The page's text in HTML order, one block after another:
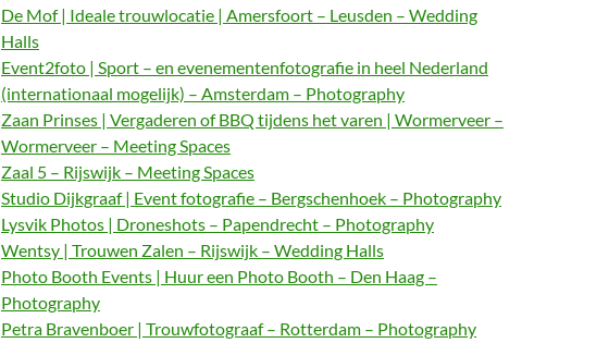
De Mof | Ideale trouwlocatie | Amersfoort – Leusden – Wedding
Halls
Event2foto | Sport – en evenementenfotografie in heel Nederland
(internationaal mogelijk) – Amsterdam – Photography
Zaan Prinses | Vergaderen of BBQ tijdens het varen | Wormerveer –
Wormerveer – Meeting Spaces
Zaal 5 – Rijswijk – Meeting Spaces
Studio Dijkgraaf | Event fotografie – Bergschenhoek – Photography
Lysvik Photos | Droneshots – Papendrecht – Photography
Wentsy | Trouwen Zalen – Rijswijk – Wedding Halls
Photo Booth Events | Huur een Photo Booth – Den Haag –
Photography
Petra Bravenboer | Trouwfotograaf – Rotterdam – Photography